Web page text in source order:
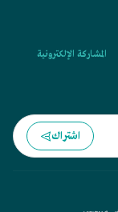
المشاركة الإلكترونية
اشتراك